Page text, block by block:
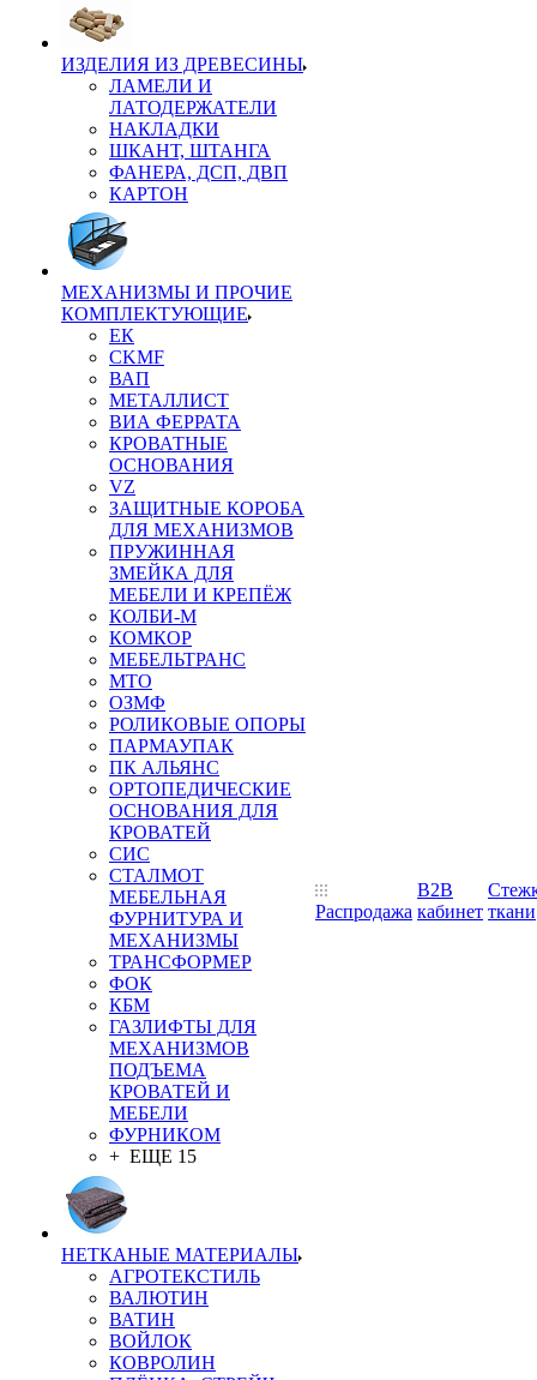
ИЗДЕЛИЯ ИЗ ДРЕВЕСИНЫ
ЛАМЕЛИ И
ЛАТОДЕРЖАТЕЛИ
НАКЛАДКИ
ШКАНТ, ШТАНГА
ФАНЕРА, ДСП, ДВП
КАРТОН
МЕХАНИЗМЫ И ПРОЧИЕ
КОМПЛЕКТУЮЩИЕ
ЕК
CKMF
ВАП
МЕТАЛЛИСТ
ВИА ФЕРРАТА
КРОВАТНЫЕ
ОСНОВАНИЯ
VZ
ЗАЩИТНЫЕ КОРОБА
ДЛЯ МЕХАНИЗМОВ
ПРУЖИННАЯ
ЗМЕЙКА ДЛЯ
МЕБЕЛИ И КРЕПЁЖ
КОЛБИ-М
КОМКОР
МЕБЕЛЬТРАНС
MTO
ОЗМФ
РОЛИКОВЫЕ ОПОРЫ
ПАРМАУПАК
ПК АЛЬЯНС
ОРТОПЕДИЧЕСКИЕ
ОСНОВАНИЯ ДЛЯ
КРОВАТЕЙ
СИС
СТАЛМОТ
МЕБЕЛЬНАЯ
ФУРНИТУРА И
МЕХАНИЗМЫ
ТРАНСФОРМЕР
ФОК
КБМ
ГАЗЛИФТЫ ДЛЯ
МЕХАНИЗМОВ
ПОДЪЕМА
КРОВАТЕЙ И
МЕБЕЛИ
ФУРНИКОМ
+ ЕЩЕ 15
НЕТКАНЫЕ МАТЕРИАЛЫ
АГРОТЕКСТИЛЬ
ВАЛЮТИН
ВАТИН
ВОЙЛОК
КОВРОЛИН
Распродажа
B2B
кабинет ткани